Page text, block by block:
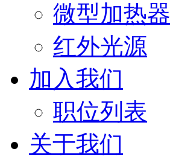
微型加热器
红外光源
加入我们
职位列表
关于我们